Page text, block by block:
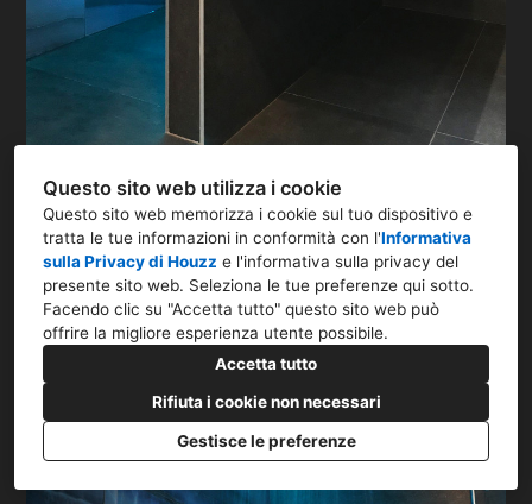
Questo sito web utilizza i cookie
Questo sito web memorizza i cookie sul tuo dispositivo e
tratta le tue informazioni in conformità con l'Informativa
sulla Privacy di Houzz e l'informativa sulla privacy del
presente sito web. Seleziona le tue preferenze qui sotto.
Facendo clic su "Accetta tutto" questo sito web può
offrire la migliore esperienza utente possibile.
Accetta tutto
Rifiuta i cookie non necessari
Gestisce le preferenze